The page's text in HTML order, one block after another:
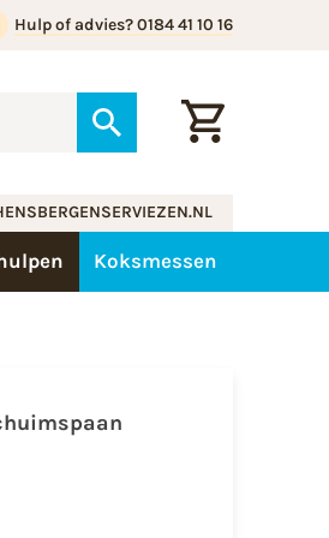
Hulp of advies? 0184 41 10 16
Koksmessen